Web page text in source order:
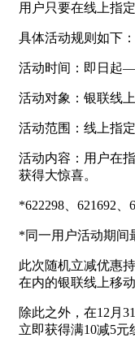
用户只要在线上指
具体活动规则如下：
活动时间：即日起
活动对象：银联线
活动范围：线上指
活动内容：用户在
获得大惊喜。
*622298、621692、
*同一用户活动期间
此次随机立减优惠
在内的银联线上移
除此之外，在12月
立即获得满10减5